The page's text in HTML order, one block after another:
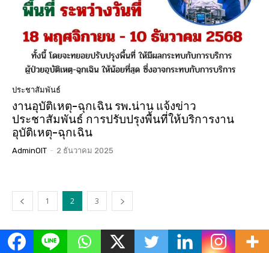
ประชาสัมพันธ์
งานอุบัติเหตุ-ฉุกเฉิน รพ.น่าน แจ้งข่าว
ประชาสัมพันธ์ การปรับปรุงพื้นที่ให้บริการงาน
อุบัติเหตุ-ฉุกเฉิน
AdminOIT - 2 ธันวาคม 2025
1 2 3
ข่าวเด่น All